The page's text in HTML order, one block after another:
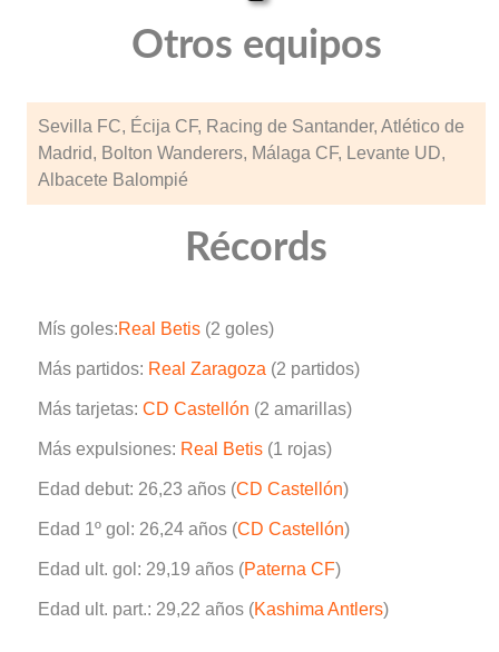
Otros equipos
Sevilla FC, Écija CF, Racing de Santander, Atlético de
Madrid, Bolton Wanderers, Málaga CF, Levante UD,
Albacete Balompié
Récords
Mís goles:Real Betis (2 goles)
Más partidos: Real Zaragoza (2 partidos)
Más tarjetas: CD Castellón (2 amarillas)
Más expulsiones: Real Betis (1 rojas)
Edad debut: 26,23 años (CD Castellón)
Edad 1º gol: 26,24 años (CD Castellón)
Edad ult. gol: 29,19 años (Paterna CF)
Edad ult. part.: 29,22 años (Kashima Antlers)